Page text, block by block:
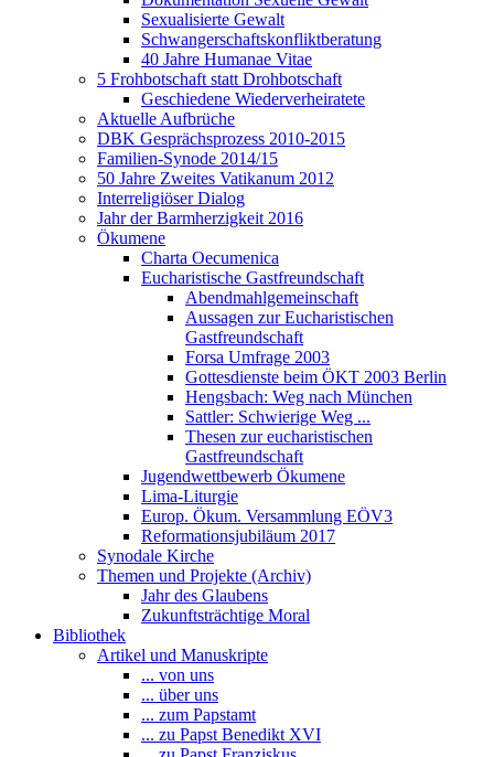
Sexualisierte Gewalt
Schwangerschaftskonfliktberatung
40 Jahre Humanae Vitae
5 Frohbotschaft statt Drohbotschaft
Geschiedene Wiederverheiratete
Aktuelle Aufbrüche
DBK Gesprächsprozess 2010-2015
Familien-Synode 2014/15
50 Jahre Zweites Vatikanum 2012
Interreligiöser Dialog
Jahr der Barmherzigkeit 2016
Ökumene
Charta Oecumenica
Eucharistische Gastfreundschaft
Abendmahlgemeinschaft
Aussagen zur Eucharistischen
Gastfreundschaft
Forsa Umfrage 2003
Gottesdienste beim ÖKT 2003 Berlin
Hengsbach: Weg nach München
Sattler: Schwierige Weg ...
Thesen zur eucharistischen
Gastfreundschaft
Jugendwettbewerb Ökumene
Lima-Liturgie
Europ. Ökum. Versammlung EÖV3
Reformationsjubiläum 2017
Synodale Kirche
Themen und Projekte (Archiv)
Jahr des Glaubens
Zukunftsträchtige Moral
Bibliothek
Artikel und Manuskripte
... von uns
... über uns
... zum Papstamt
... zu Papst Benedikt XVI